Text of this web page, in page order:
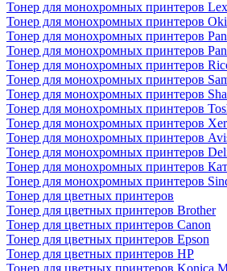
Тонер для монохромных принтеров
Тонер для монохромных принтеров Oki
Тонер для монохромных принтеров
Тонер для монохромных принтеров
Тонер для монохромных принтеров
Тонер для монохромных принтеров
Тонер для монохромных принтеров
Тонер для монохромных принтеров
Тонер для монохромных принтеров
Тонер для монохромных принтеров
Тонер для монохромных принтеров
Тонер для монохромных принтеров
Тонер для монохромных принтеров
Тонер для цветных принтеров
Тонер для цветных принтеров Brother
Тонер для цветных принтеров Canon
Тонер для цветных принтеров Epson
Тонер для цветных принтеров HP
Тонер для цветных принтеров Konica